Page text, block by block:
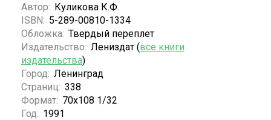
Автор: Куликова К.Ф.
ISBN: 5-289-00810-1334
Обложка: Твердый переплет
Издательство: Лениздат (все книги
издательства)
Город: Ленинград
Страниц: 338
Формат: 70х108 1/32
Год: 1991